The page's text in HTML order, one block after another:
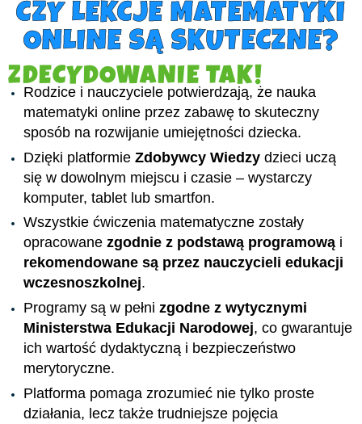
CZY LEKCJE MATEMATYKI
ONLINE SĄ SKUTECZNE?
ZDECYDOWANIE TAK!
Rodzice i nauczyciele potwierdzają, że nauka
matematyki online przez zabawę to skuteczny
sposób na rozwijanie umiejętności dziecka.
Dzięki platformieZdobywcy Wiedzy dzieci uczą
się w dowolnym miejscu i czasie – wystarczy
komputer, tablet lub smartfon.
Wszystkie ćwiczenia matematyczne zostały
opracowanezgodnie z podstawą programową i
rekomendowane są przez nauczycieli edukacji
wczesnoszkolnej.
Programy są w pełnizgodne z wytycznymi
Ministerstwa Edukacji Narodowej, co gwarantuje
ich wartość dydaktyczną i bezpieczeństwo
merytoryczne.
Platforma pomaga zrozumieć nie tylko proste
działania, lecz także trudniejsze pojęcia